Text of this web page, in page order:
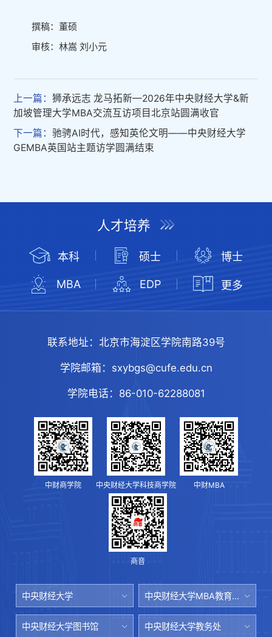
撰稿：董硕
审核：林嵩 刘小元
上一篇：狮承远志 龙马拓新—2026年中央财经大学&新
加坡管理大学MBA交流互访项目北京站圆满收官
下一篇：驰骋AI时代，感知英伦文明——中央财经大学
GEMBA英国站主题访学圆满结束
人才培养
本科 硕士 博士
MBA EDP 更多
联系地址： 北京市海淀区学院南路39号
学院邮箱： sxybgs@cufe.edu.cn
学院电话： 86-010-62288081
中财商学院 中央财经大学科技商学院 中财MBA
商音
中央财经大学 中央财经大学MBA教育中心
中央财经大学图书馆 中央财经大学教务处